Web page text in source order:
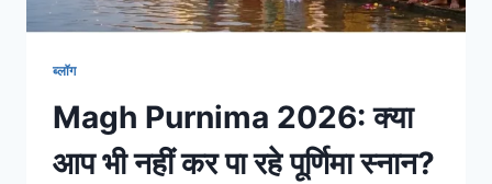
ब्लॉग
Magh Purnima 2026: क्या
आप भी नहीं कर पा रहे पूर्णिमा स्नान?